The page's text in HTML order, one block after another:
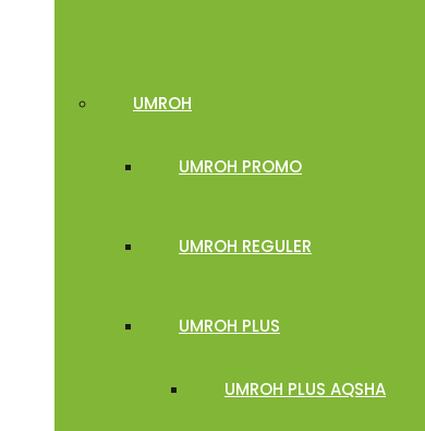
UMROH
UMROH PROMO
UMROH REGULER
UMROH PLUS
UMROH PLUS AQSHA